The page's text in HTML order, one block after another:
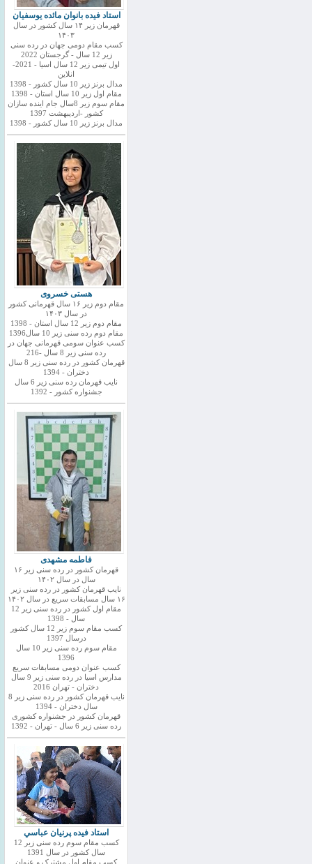
استاد فیده بانوان مائده یوسفیان
قهرمان زیر ۱۴ سال کشور در سال
۱۴۰۳
کسب مقام دومی جهان در رده سنی
زیر 12 سال - گرجستان 2022
اول تیمی زیر 12 سال اسیا - 2021-
انلاین
مدال برنز زیر 10 سال کشور - 1398
مقام اول زیر 10 سال استان - 1398
مقام سوم زیر 8سال جام اینده سازان
کشور -اردیبهشت 1397
مدال برنز زیر 10 سال کشور - 1398
هستی خسروی
مقام دوم زیر ۱۶ سال قهرمانی کشور
در سال ۱۴۰۳
مقام دوم زیر 12 سال استان - 1398
مقام دوم رده سنی زیر 10 سال1396
کسب عنوان سومی قهرمانی جهان در
رده سنی زیر 8 سال -216
قهرمان کشور در رده سنی زیر 8 سال
دختران - 1394
نایب قهرمان رده سنی زیر 6 سال
جشنواره کشور - 1392
فاطمه مشهدی
قهرمان کشور در رده سنی زیر ۱۶
سال در سال ۱۴۰۲
نایب قهرمان کشور در رده سنی زیر
۱۶ سال مسابقات سریع در سال ۱۴۰۲
مقام اول کشور در رده سنی زیر 12
سال - 1398
کسب مقام سوم زیر 12 سال کشور
درسال 1397
مقام سوم رده سنی زیر 10 سال
1396
کسب عنوان دومی مسابقات سریع
مدارس اسیا در رده سنی زیر 9 سال
دختران - تهران 2016
نایب قهرمان کشور در رده سنی زیر 8
سال دختران - 1394
قهرمان کشور در جشنواره کشوری
رده سنی زیر 6 سال - تهران - 1392
استاد فيده پرنيان عباسي
کسب مقام سوم رده سنی زیر 12
سال کشور در سال 1391
کسب مقام اول مشترک و عنوان